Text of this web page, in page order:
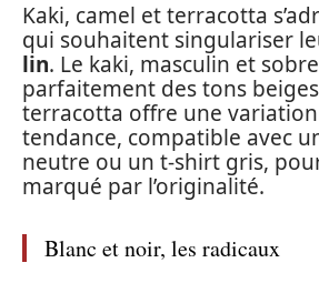
Kaki, camel et terracotta
qui souhaitent singulariser
lin. Le kaki, masculin et
parfaitement des tons
terracotta offre une
tendance, compatible avec
neutre ou un t-shirt gris,
marqué par l’originalité.
Blanc et noir, les radicaux